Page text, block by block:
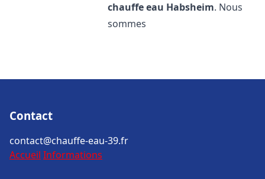
chauffe eau Habsheim. Nous
sommes
Contact
contact@chauffe-eau-39.fr
Accueil Informations